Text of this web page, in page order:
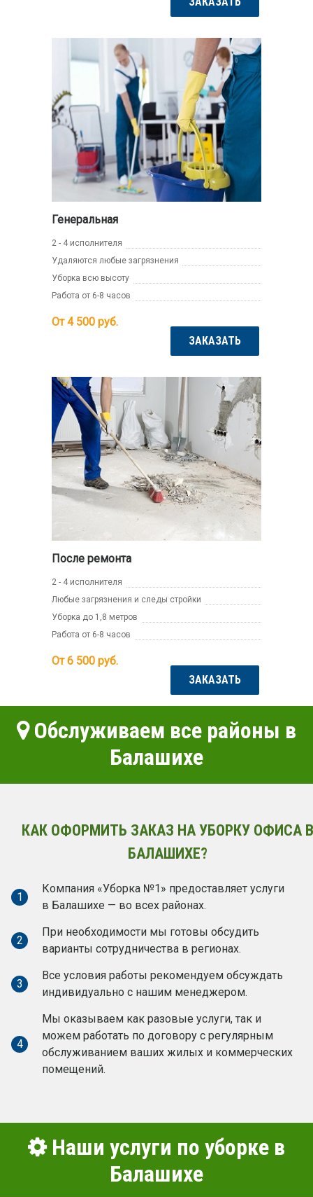
Генеральная
2 - 4 исполнителя
Удаляются любые загрязнения
Уборка всю высоту
Работа от 6-8 часов
От 4 500 руб.
ЗАКАЗАТЬ
После ремонта
2 - 4 исполнителя
Любые загрязнения и следы стройки
Уборка до 1,8 метров
Работа от 6-8 часов
От 6 500 руб.
ЗАКАЗАТЬ
Обслуживаем все районы в
Балашихе
КАК ОФОРМИТЬ ЗАКАЗ НА УБОРКУ ОФИСА В
БАЛАШИХЕ?
1
Компания «Уборка №1» предоставляет услуги
в Балашихе — во всех районах.
2
При необходимости мы готовы обсудить
варианты сотрудничества в регионах.
3
Все условия работы рекомендуем обсуждать
индивидуально с нашим менеджером.
4
Мы оказываем как разовые услуги, так и
можем работать по договору с регулярным
обслуживанием ваших жилых и коммерческих
помещений.
Наши услуги по уборке в
Балашихе